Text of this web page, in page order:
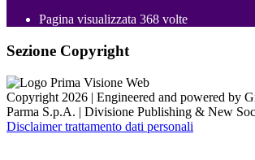
Pagina visualizzata 368 volte
Sezione Copyright
Copyright 2026 | Engineered and powered by
Parma S.p.A. | Divisione Publishing & New
Disclaimer trattamento dati personali